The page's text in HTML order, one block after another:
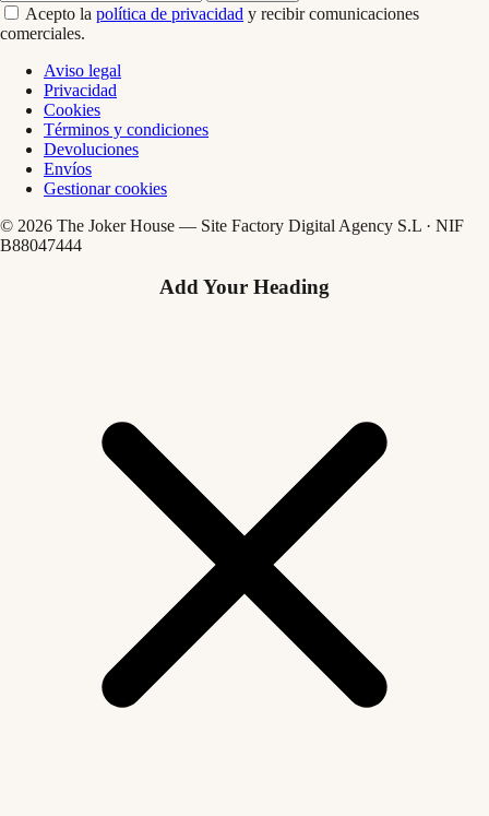
Acepto la política de privacidad y recibir comunicaciones
comerciales.
Aviso legal
Privacidad
Cookies
Términos y condiciones
Devoluciones
Envíos
Gestionar cookies
© 2026 The Joker House — Site Factory Digital Agency S.L · NIF
B88047444
Add Your Heading